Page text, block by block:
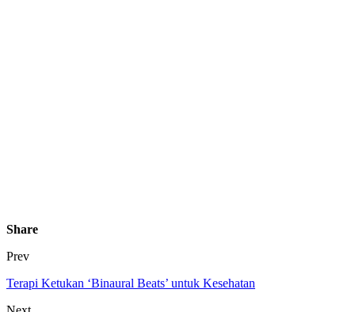
Share
Prev
Terapi Ketukan ‘Binaural Beats’ untuk Kesehatan